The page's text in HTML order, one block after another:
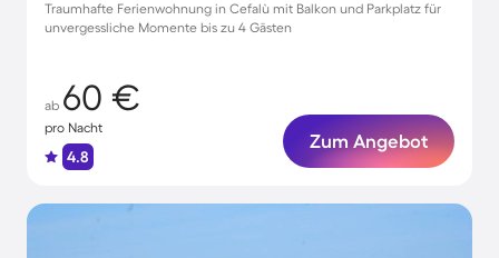
Traumhafte Ferienwohnung in Cefalù mit Balkon und Parkplatz für
unvergessliche Momente bis zu 4 Gästen
ab 60 €
pro Nacht
4.8
Zum Angebot